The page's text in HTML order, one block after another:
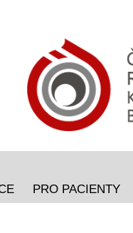
PRO PACIENTY